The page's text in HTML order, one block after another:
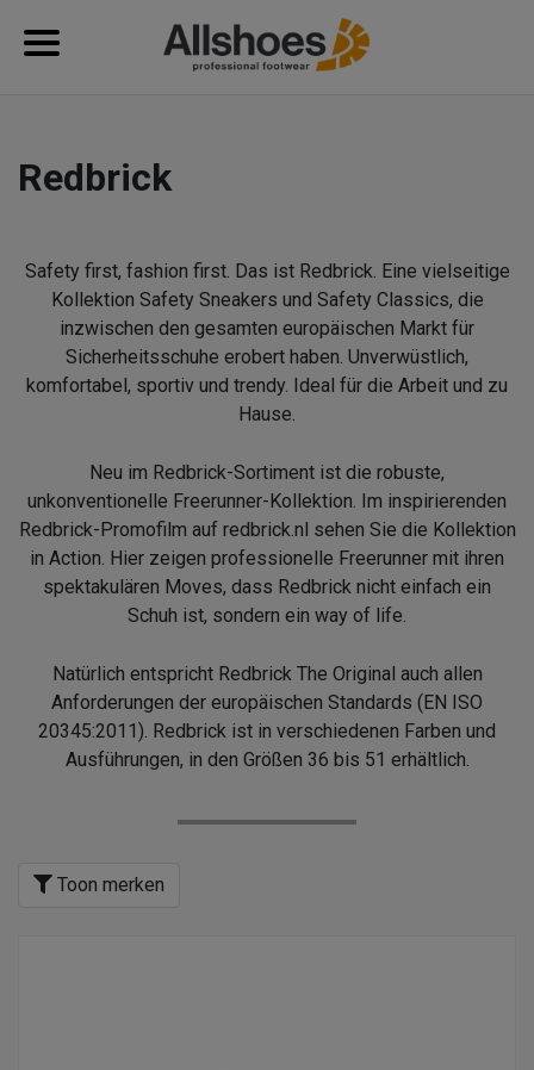
Redbrick
Safety first, fashion first. Das ist Redbrick. Eine vielseitige
Kollektion Safety Sneakers und Safety Classics, die
inzwischen den gesamten europäischen Markt für
Sicherheitsschuhe erobert haben. Unverwüstlich,
komfortabel, sportiv und trendy. Ideal für die Arbeit und zu
Hause.
Neu im Redbrick-Sortiment ist die robuste,
unkonventionelle Freerunner-Kollektion. Im inspirierenden
Redbrick-Promofilm auf redbrick.nl sehen Sie die Kollektion
in Action. Hier zeigen professionelle Freerunner mit ihren
spektakulären Moves, dass Redbrick nicht einfach ein
Schuh ist, sondern ein way of life.
Natürlich entspricht Redbrick The Original auch allen
Anforderungen der europäischen Standards (EN ISO
20345:2011). Redbrick ist in verschiedenen Farben und
Ausführungen, in den Größen 36 bis 51 erhältlich.
Toon merken